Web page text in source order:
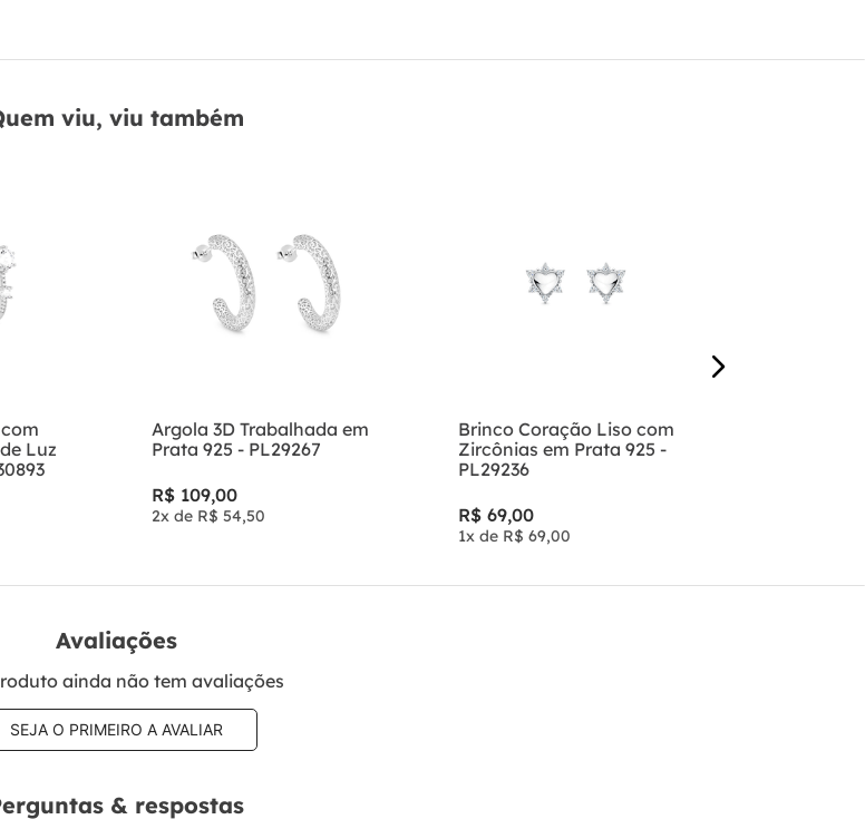
viu, viu também
Luz
Argola 3D Trabalhada em
Prata 925 - PL29267
R$ 109,00
2x de R$ 54,50
Brinco Coração Liso com
Zircônias em Prata 925 -
PL29236
R$ 69,00
1x de R$ 69,00
Avaliações
ainda não tem avaliações
SEJA O PRIMEIRO A AVALIAR
& respostas